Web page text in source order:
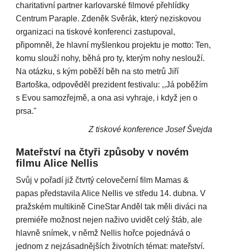
charitativní partner karlovarské filmové přehlídky
Centrum Paraple. Zdeněk Svěrák, který neziskovou
organizaci na tiskové konferenci zastupoval,
připomněl, že hlavní myšlenkou projektu je motto: Ten,
komu slouží nohy, běhá pro ty, kterým nohy neslouží.
Na otázku, s kým poběží běh na sto metrů Jiří
Bartoška, odpověděl prezident festivalu: ,,Já poběžím
s Evou samozřejmě, a ona asi vyhraje, i když jen o
prsa."
Z tiskové konference Josef Švejda
Mateřství na čtyři způsoby v novém
filmu Alice Nellis
Svůj v pořadí již čtvrtý celovečerní film Mamas &
papas představila Alice Nellis ve středu 14. dubna. V
pražském multikině CineStar Anděl tak měli diváci na
premiéře možnost nejen naživo uvidět celý štáb, ale
hlavně snímek, v němž Nellis hořce pojednává o
jednom z nejzásadnějších životních témat: mateřství.